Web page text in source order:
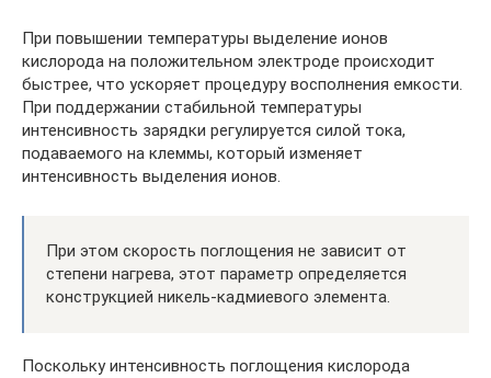
При повышении температуры выделение ионов
кислорода на положительном электроде происходит
быстрее, что ускоряет процедуру восполнения емкости.
При поддержании стабильной температуры
интенсивность зарядки регулируется силой тока,
подаваемого на клеммы, который изменяет
интенсивность выделения ионов.
При этом скорость поглощения не зависит от
степени нагрева, этот параметр определяется
конструкцией никель-кадмиевого элемента.
Поскольку интенсивность поглощения кислорода